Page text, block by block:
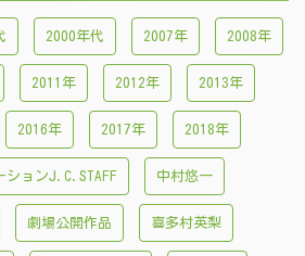
2000年代 2007年 2008年
2011年 2012年 2013年
2016年 2017年 2018年
ションJ.C.STAFF 中村悠一
劇場公開作品 喜多村英梨